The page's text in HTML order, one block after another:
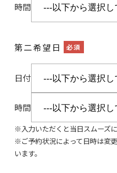
時間
第二希望日 必須
日付
時間
※入力いただくと当日スムーズ
※ご予約状況によって日時は変
います。